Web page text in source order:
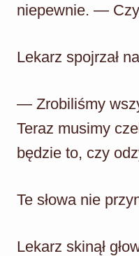
niepewnie. —
Lekarz spojrzał
— Zrobiliśmy
Teraz musimy
będzie to, czy
Te słowa nie
Lekarz skinął